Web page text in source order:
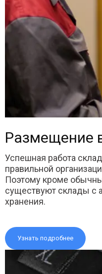
Размещение
Успешная работа
правильной
Поэтому кроме
существуют склады с
хранения.
Узнать подробнее